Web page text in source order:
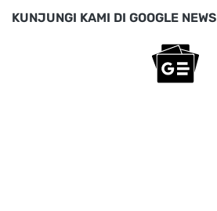
KUNJUNGI KAMI DI GOOGLE NEWS